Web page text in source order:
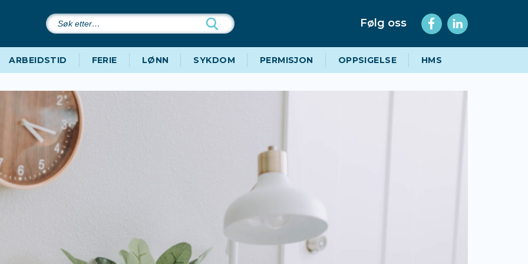
Søk
etter…
Følg oss
ARBEIDSTID FERIE LØNN SYKDOM PERMISJON OPPSIGELSE HMS